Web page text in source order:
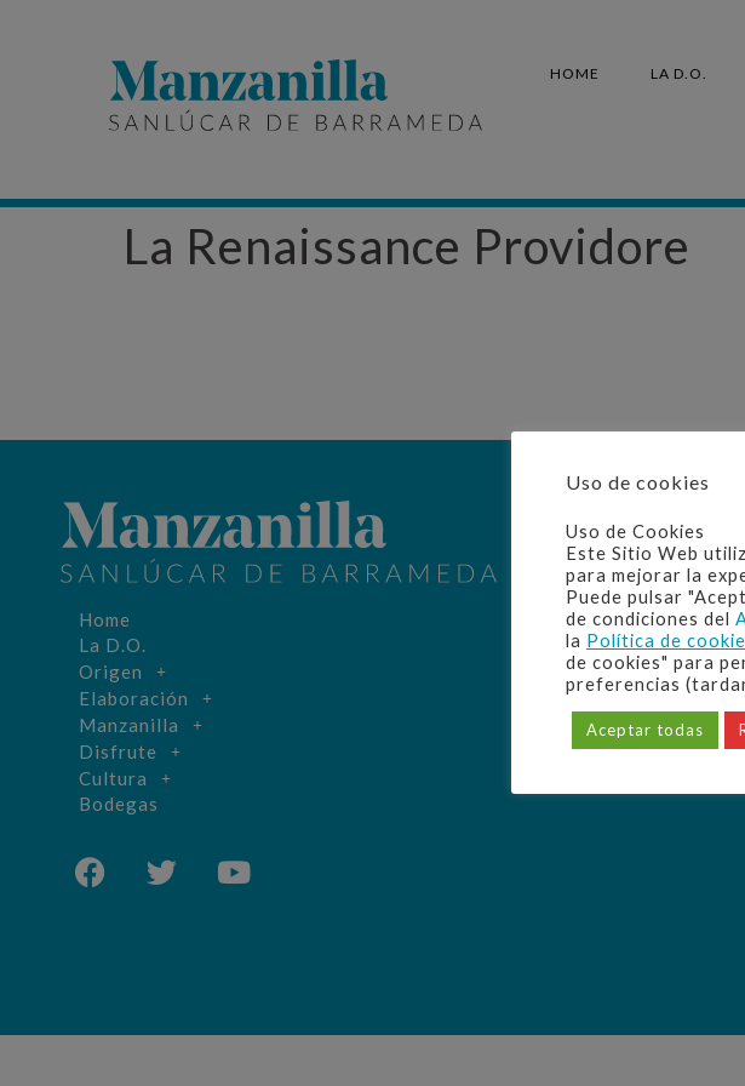
HOME LA D.O.
La Renaissance Providore
Home
La D.O.
Origen
Elaboración
Manzanilla
Disfrute
Cultura
Bodegas
Uso de cookies
Uso de Cookies
Este Sitio Web
para mejorar la
Puede pulsar
de condiciones del
la Política de
de cookies" para
preferencias
Aceptar todas